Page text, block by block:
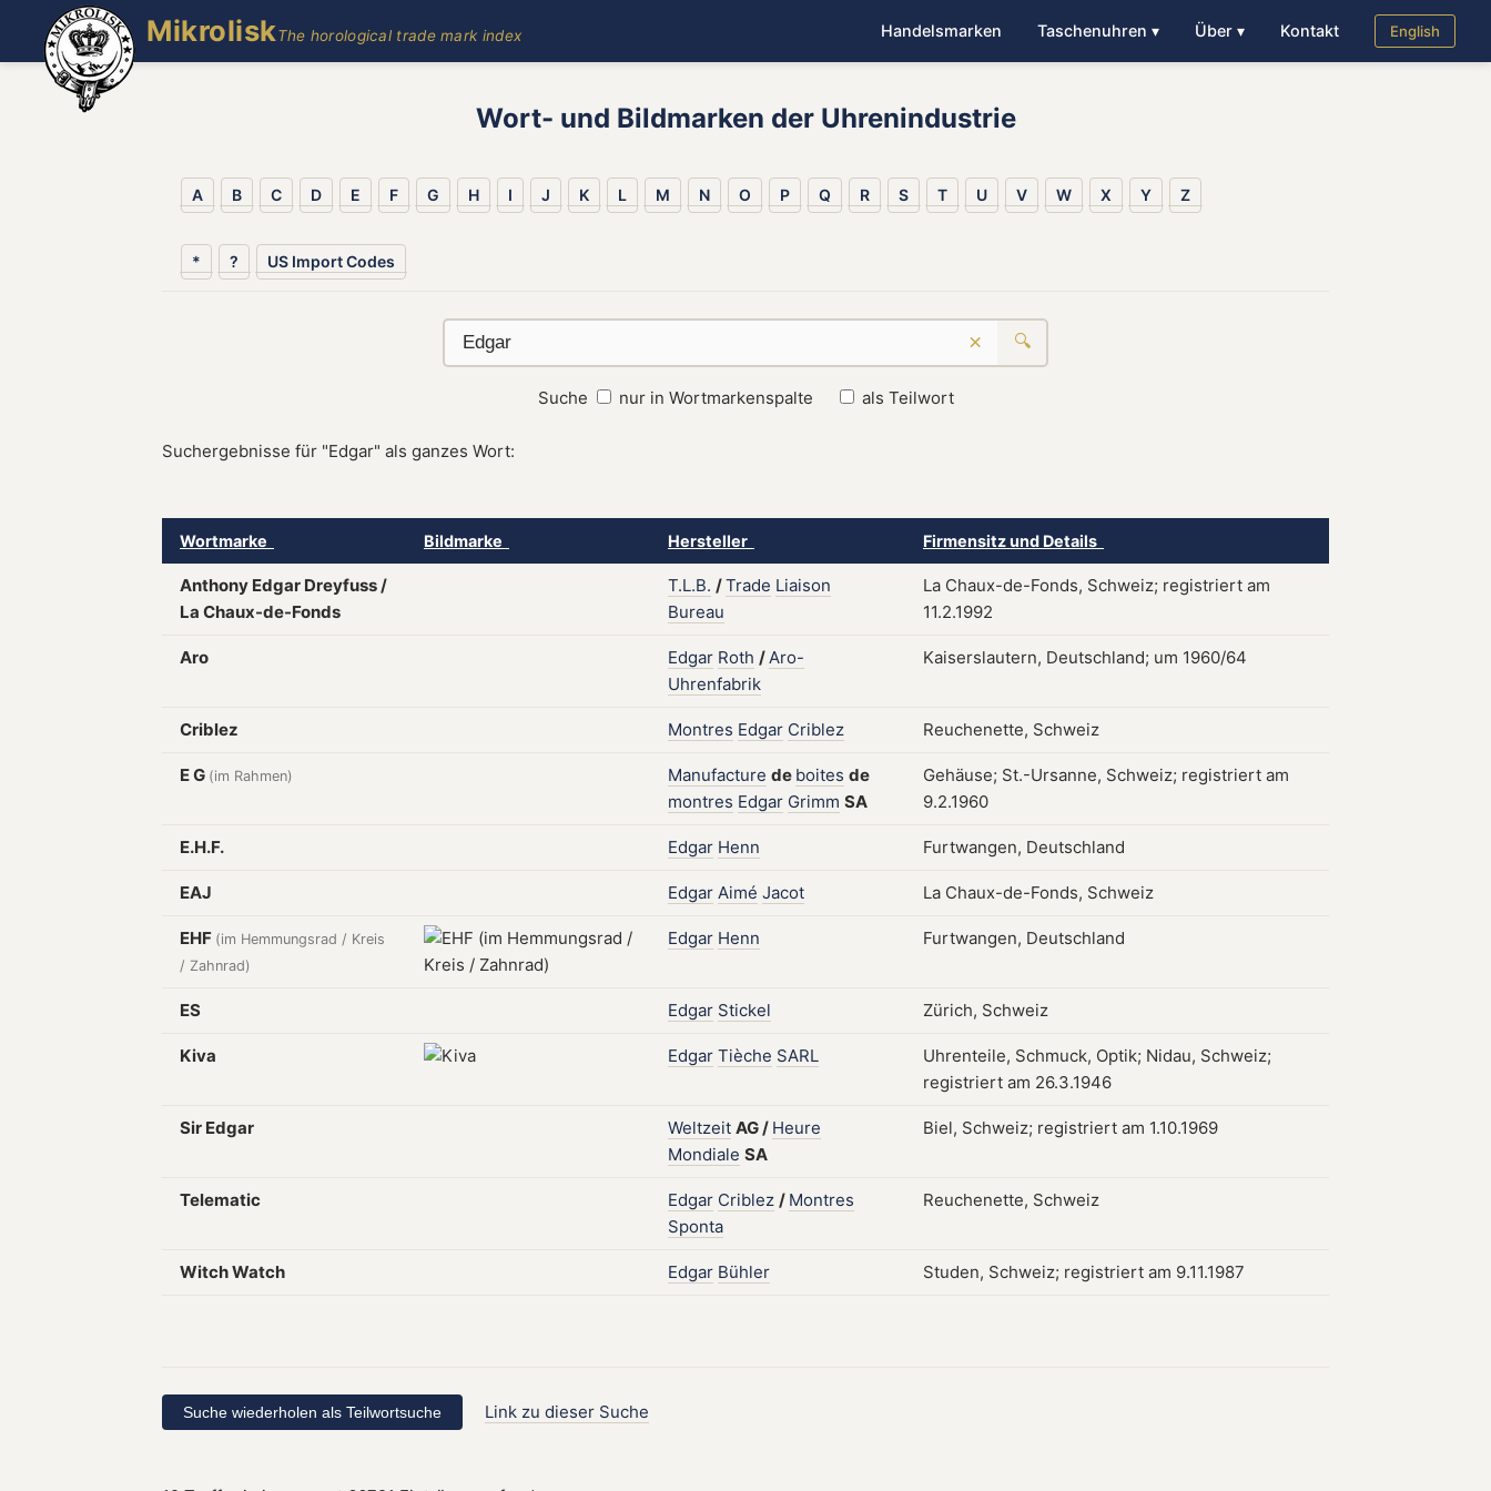
MikroliskThe horological trade mark index Handelsmarken Taschenuhren ▾ Über ▾ Kontakt English
Wort- und Bildmarken der Uhrenindustrie
A B C D E F G H I J K L M N O P Q R S T U V W X Y Z
* ? US Import Codes
× 🔍
Suche nur in Wortmarkenspalte als Teilwort
Suchergebnisse für "Edgar" als ganzes Wort:
Wortmarke Bildmarke Hersteller Firmensitz und Details
Anthony Edgar Dreyfuss /
La Chaux-de-Fonds
T.L.B. /Trade Liaison
Bureau
La Chaux-de-Fonds, Schweiz; registriert am
11.2.1992
Aro Edgar Roth /Aro-
Uhrenfabrik
Kaiserslautern, Deutschland; um 1960/64
Criblez Montres Edgar Criblez Reuchenette, Schweiz
E G (im Rahmen) Manufacture de boites de
montres Edgar Grimm SA
Gehäuse; St.-Ursanne, Schweiz; registriert am
9.2.1960
E.H.F. Edgar Henn Furtwangen, Deutschland
EAJ Edgar Aimé Jacot La Chaux-de-Fonds, Schweiz
EHF (im Hemmungsrad / Kreis
/ Zahnrad)
Edgar Henn Furtwangen, Deutschland
ES Edgar Stickel Zürich, Schweiz
Kiva Edgar Tièche SARL
Uhrenteile, Schmuck, Optik; Nidau, Schweiz;
registriert am 26.3.1946
Sir Edgar Weltzeit AG/ Heure
Mondiale SA
Biel, Schweiz; registriert am 1.10.1969
Telematic Edgar Criblez / Montres
Sponta
Reuchenette, Schweiz
Witch Watch Edgar Bühler Studen, Schweiz; registriert am 9.11.1987
Link zu dieser Suche